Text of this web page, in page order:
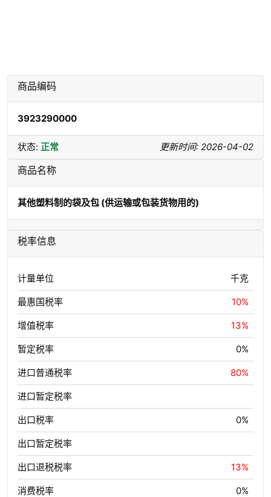
商品编码
3923290000
状态: 正常 更新时间: 2026-04-02
商品名称
其他塑料制的袋及包 (供运输或包装货物用的)
税率信息
计量单位 千克
最惠国税率 10%
增值税率 13%
暂定税率 0%
进口普通税率 80%
进口暂定税率
出口税率 0%
出口暂定税率
出口退税税率 13%
消费税率 0%